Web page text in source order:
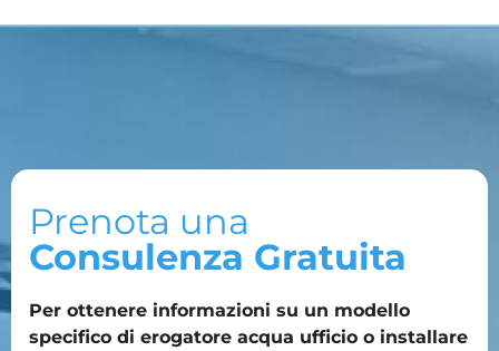
Prenota una
Consulenza Gratuita
Per ottenere informazioni su un modello
specifico di erogatore acqua ufficio o installare